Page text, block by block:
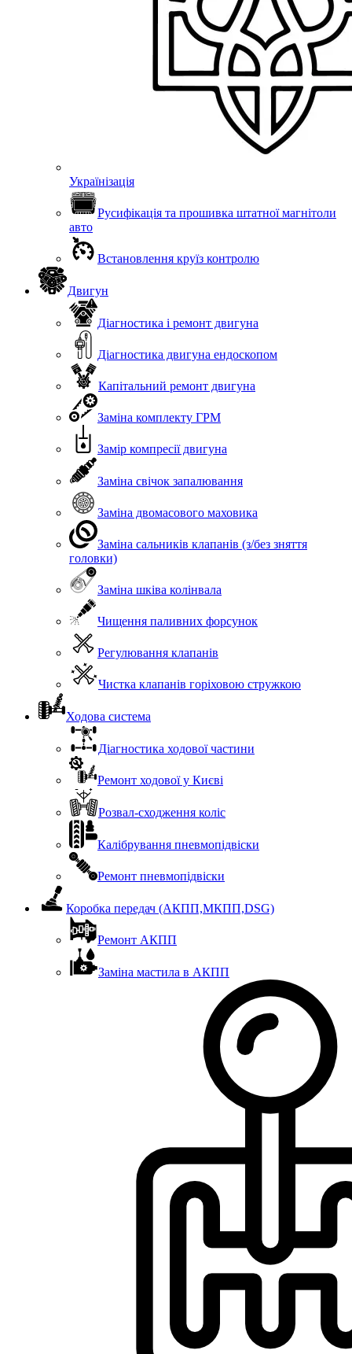
Українізація
Русифікація та прошивка штатної магнітоли
авто
Встановлення круїз контролю
Двигун
Діагностика і ремонт двигуна
Діагностика двигуна ендоскопом
Капітальний ремонт двигуна
Заміна комплекту ГРМ
Замір компресії двигуна
Заміна свічок запалювання
Заміна двомасового маховика
Заміна сальників клапанів (з/без зняття
головки)
Заміна шківа колінвала
Чищення паливних форсунок
Регулювання клапанів
Чистка клапанів горіховою стружкою
Ходова система
Діагностика ходової частини
Ремонт ходової у Києві
Розвал-сходження коліс
Калібрування пневмопідвіски
Ремонт пневмопідвіски
Коробка передач (АКПП,МКПП,DSG)
Ремонт АКПП
Заміна мастила в АКПП